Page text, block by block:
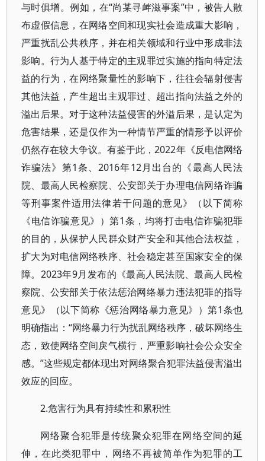
与时俱增。例如，在“尚某寻衅滋事案”中，被告人散
布虚假信息，在网络空间和现实社会造成重大影响，
严重扰乱公共秩序，并在相关领域和行业中形成非法
影响。行为人基于特定的主观罪过实施的指向特定法
益的行为，在网络聚量性的影响下，往往会辐射侵害
其他法益，产生超出主观罪过、超出指向法益之外的
溢出后果。对于这种法益侵害的外溢后果，是认定为
危害结果，还是仅作为一种情节严重的情形予以评价
仍然存在较大争议。有鉴于此，2022年《反电信网络
诈骗法》第1条、2016年12月出台的《最高人民法
院、最高人民检察院、公安部关于办理电信网络诈骗
等刑事案件适用法律若干问题的意见》（以下简称
《电信诈骗意见》）第1条，均将打击电信诈骗犯罪
的目的，从保护人民群众财产安全和其他合法权益，
扩大为对电信网络秩序、社会稳定甚至国家安全的保
障。2023年9月发布的《最高人民法院、最高人民检
察院、公安部关于依法惩治网络暴力违法犯罪的指导
意见》（以下简称《惩治网络暴力意见》）第1条也
明确指出：“网络暴力行为扰乱网络秩序，破坏网络生
态，致使网络空间戾气横行，严重影响社会公众安全
感。”这些规定都体现出对网络聚合犯罪法益侵害溢出
效应的回应。
2.危害行为具有持续性和累积性
网络聚合犯罪是传统聚众犯罪在网络空间的延
伸，在此类犯罪中，网络不再被简单作为犯罪的工